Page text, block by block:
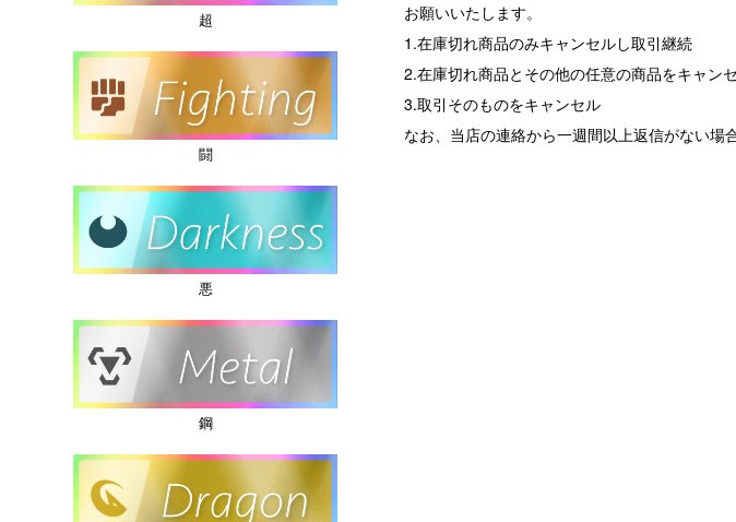
お願いいたします。
1.在庫切れ商品のみキャンセルし取引継続
2.在庫切れ商品とその他の任意の商品をキャン
3.取引そのものをキャンセル
なお、当店の連絡から一週間以上返信がない場
超
闘
悪
鋼